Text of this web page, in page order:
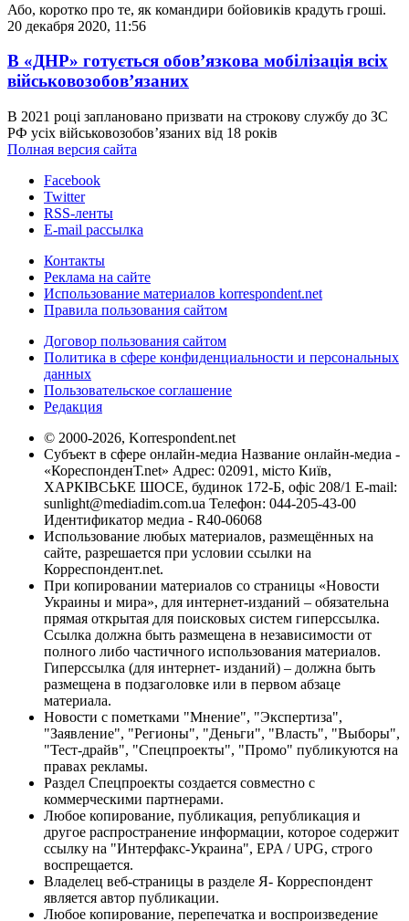
Або, коротко про те, як командири бойовиків крадуть гроші.
20 декабря 2020, 11:56
В «ДНР» готується обов’язкова мобілізація всіх
військовозобов’язаних
В 2021 році заплановано призвати на строкову службу до ЗС
РФ усіх військовозобов’язаних від 18 років
Полная версия сайта
Facebook
Twitter
RSS-ленты
E-mail рассылка
Контакты
Реклама на сайте
Использование материалов korrespondent.net
Правила пользования сайтом
Договор пользования сайтом
Политика в сфере конфиденциальности и персональных
данных
Пользовательское соглашение
Редакция
© 2000-2026, Korrespondent.net
Субъект в сфере онлайн-медиа Название онлайн-медиа -
«КореспонденТ.net» Адрес: 02091, місто Київ,
ХАРКІВСЬКЕ ШОСЕ, будинок 172-Б, офіс 208/1 E-mail:
sunlight@mediadim.com.ua Телефон: 044-205-43-00
Идентификатор медиа - R40-06068
Использование любых материалов, размещённых на
сайте, разрешается при условии ссылки на
Корреспондент.net.
При копировании материалов со страницы «Новости
Украины и мира», для интернет-изданий – обязательна
прямая открытая для поисковых систем гиперссылка.
Ссылка должна быть размещена в независимости от
полного либо частичного использования материалов.
Гиперссылка (для интернет- изданий) – должна быть
размещена в подзаголовке или в первом абзаце
материала.
Новости с пометками "Мнение", "Экспертиза",
"Заявление", "Регионы", "Деньги", "Власть", "Выборы",
"Тест-драйв", "Спецпроекты", "Промо" публикуются на
правах рекламы.
Раздел Спецпроекты создается совместно с
коммерческими партнерами.
Любое копирование, публикация, републикация и
другое распространение информации, которое содержит
ссылку на "Интерфакс-Украина", EPA / UPG, строго
воспрещается.
Владелец веб-страницы в разделе Я- Корреспондент
является автор публикации.
Любое копирование, перепечатка и воспроизведение